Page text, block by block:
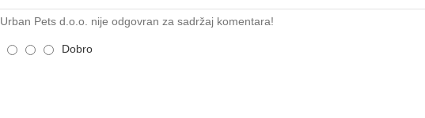
Urban Pets d.o.o. nije odgovran za sadržaj komentara!
Dobro